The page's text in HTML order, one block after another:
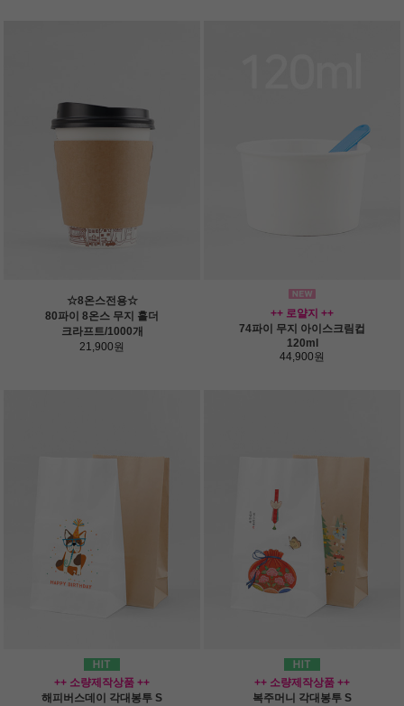
☆8온스전용☆
80파이 8온스 무지 홀더
크라프트/1000개
21,900원
++ 로얄지 ++
74파이 무지 아이스크림컵
120ml
44,900원
++ 소량제작상품 ++
해피버스데이 각대봉투 S
++ 소량제작상품 ++
복주머니 각대봉투 S